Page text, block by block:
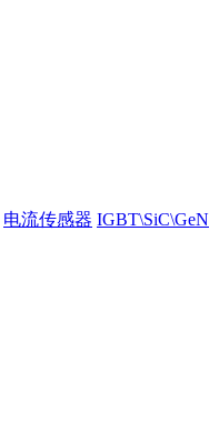
电流传感器 IGBT\SiC\GeN